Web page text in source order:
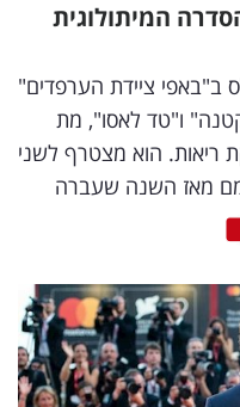
המיתולוגית
ב"באפי ציידת הערפדים"
ו"טד לאסו", מת
ריאות. הוא מצטרף לשני
מאז השנה שעברה